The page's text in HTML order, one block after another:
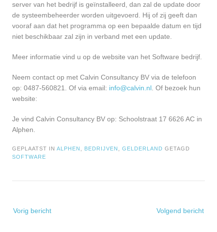
server van het bedrijf is geïnstalleerd, dan zal de update door
de systeembeheerder worden uitgevoerd. Hij of zij geeft dan
vooraf aan dat het programma op een bepaalde datum en tijd
niet beschikbaar zal zijn in verband met een update.
Meer informatie vind u op de website van het Software bedrijf.
Neem contact op met Calvin Consultancy BV via de telefoon
op: 0487-560821. Of via email: info@calvin.nl. Of bezoek hun
website:
Je vind Calvin Consultancy BV op: Schoolstraat 17 6626 AC in
Alphen.
GEPLAATST IN ALPHEN , BEDRIJVEN , GELDERLAND GETAGD
SOFTWARE
navigatie
Vorig bericht Volgend bericht